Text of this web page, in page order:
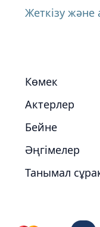
Жеткізу және
Көмек
Актерлер
Бейне
Әңгімелер
Танымал